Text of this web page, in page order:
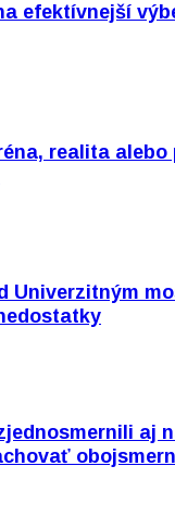
efektívnejší
realita alebo
Univerzitným
aj